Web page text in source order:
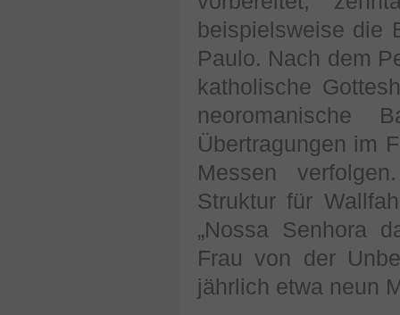
beispielsweise die
Paulo. Nach dem
katholische
neoromanische
Übertragungen im
Messen
Struktur für
„Nossa Senhora
Frau von der
jährlich etwa neun